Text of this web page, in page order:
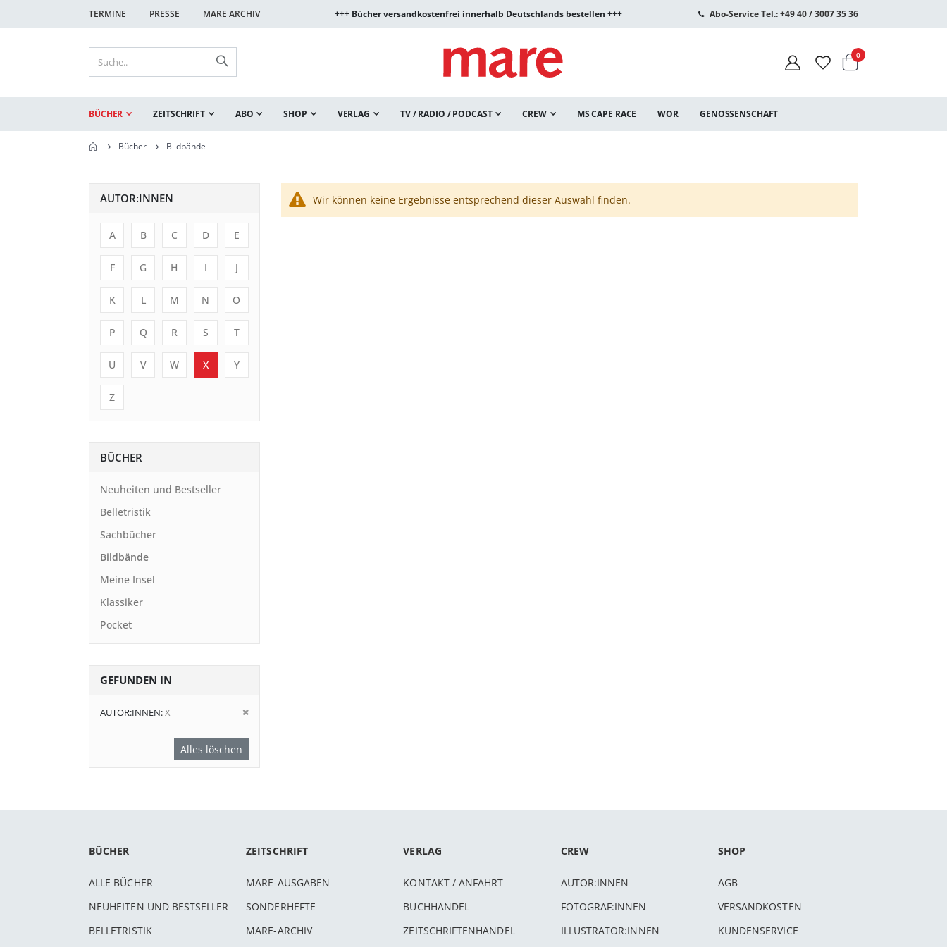
TERMINE PRESSE MARE ARCHIV +++ Bücher versandkostenfrei innerhalb Deutschlands bestellen +++ Abo-Service Tel.: +49 40 / 3007 35 36
Warenkorb
0Artikel
BÜCHER ZEITSCHRIFT ABO SHOP VERLAG TV / RADIO / PODCAST CREW MS CAPE RACE WOR GENOSSENSCHAFT
Bücher Bildbände
Wir können keine Ergebnisse entsprechend dieser Auswahl finden.
AUTOR:INNEN
A B C D E
F G H I J
K L M N O
P Q R S T
U V W X Y
Z
BÜCHER
Neuheiten und Bestseller
Belletristik
Sachbücher
Bildbände
Meine Insel
Klassiker
Pocket
GEFUNDEN IN
AUTOR:INNEN X
Diesen
Alles löschen
BÜCHER
ALLE BÜCHER
NEUHEITEN UND BESTSELLER
BELLETRISTIK
ZEITSCHRIFT
MARE-AUSGABEN
SONDERHEFTE
MARE-ARCHIV
VERLAG
KONTAKT / ANFAHRT
BUCHHANDEL
ZEITSCHRIFTENHANDEL
CREW
AUTOR:INNEN
FOTOGRAF:INNEN
ILLUSTRATOR:INNEN
SHOP
AGB
VERSANDKOSTEN
KUNDENSERVICE